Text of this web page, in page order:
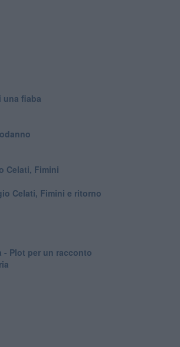
una fiaba
Celati, Fimini
Celati, Fimini e ritorno
- Plot per un racconto